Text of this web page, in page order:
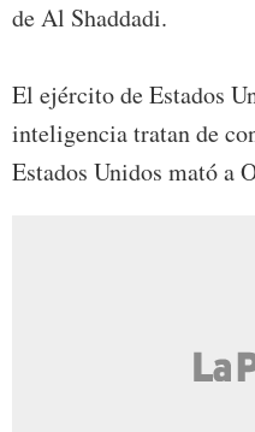
de Al Shaddadi.
El ejército de Estados
inteligencia tratan de
Estados Unidos mató a